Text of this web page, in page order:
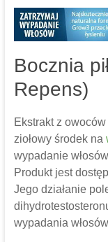
Bocznia
Repens)
Ekstrakt z
ziołowy środek na
wypadanie
Produkt jest
Jego działanie
wypadania